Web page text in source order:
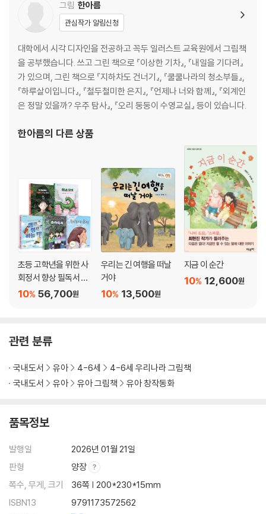
그림 한아름
관심작가 알림신청
대학에서 시각 디자인을 전공하고 꼭두 일러스트 교육원에서 그림책
을 공부했습니다. 쓰고 그린 책으로 『이상한 기차』, 『내일을 기다려』
가 있으며, 그린 책으로 『지하차도 건너기』, 『쿨쿨나라의 청소부들』,
『하루살이입니다』, 『철두철미한 은지』, 『언제나 너와 함께』, 『외계인
은 정말 있을까? 우주 탐사』, 『오리 둥둥이 수영교실』 등이 있습니다.
한아름의 다른 상품
초등 고학년을 위한 사
회정서 향상 필독서 세
트
56,700원
10%
우리는 긴 여행을 떠날
거야
13,500원
10%
지금 이 순간
12,600원
10%
관련 분류
국내도서 유아 4-6세
4-6세 우리나라 그림책
국내도서
유아 유아 그림책 유아 창작동화
품목정보
발행일
2026년 01월 21일
판형
양장
쪽수, 무게, 크기
36쪽 | 200*230*15mm
ISBN13
9791173572562